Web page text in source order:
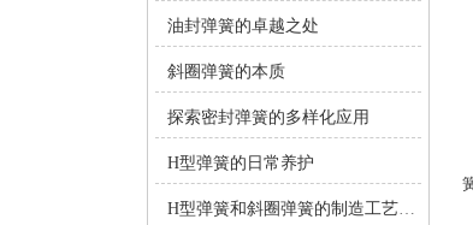
油封弹簧的卓越之处
斜圈弹簧的本质
探索密封弹簧的多样化应用
H型弹簧的日常养护
H型弹簧和斜圈弹簧的制造工艺有何不同？